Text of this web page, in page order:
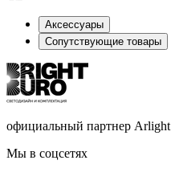
Аксессуары
Сопутствующие товары
официальный партнер Arlight
Мы в соцсетях